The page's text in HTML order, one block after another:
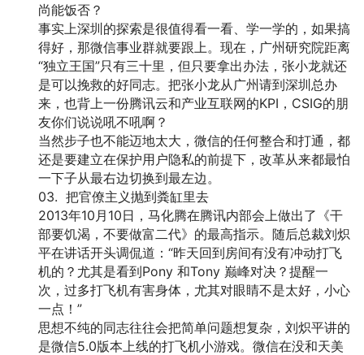
尚能饭否？
事实上深圳的探索是很值得看一看、学一学的，如果搞
得好，那微信事业群就要跟上。现在，广州研究院距离
“独立王国”只有三十里，但只要拿出办法，张小龙就还
是可以挽救的好同志。把张小龙从广州请到深圳总办
来，也背上一份腾讯云和产业互联网的KPI，CSIG的朋
友你们说说吼不吼啊？
当然步子也不能迈地太大，微信的任何整合和打通，都
还是要建立在保护用户隐私的前提下，改革从来都最怕
一下子从最右边切换到最左边。
03. 把官僚主义抛到粪缸里去
2013年10月10日，马化腾在腾讯内部会上做出了《干
部要饥渴，不要做富二代》的最高指示。随后总裁刘炽
平在讲话开头调侃道：“昨天回到房间有没有冲动打飞
机的？尤其是看到Pony 和Tony 巅峰对决？提醒一
次，过多打飞机有害身体，尤其对眼睛不是太好，小心
一点！”
思想不纯的同志往往会把简单问题想复杂，刘炽平讲的
是微信5.0版本上线的打飞机小游戏。微信在没和天美